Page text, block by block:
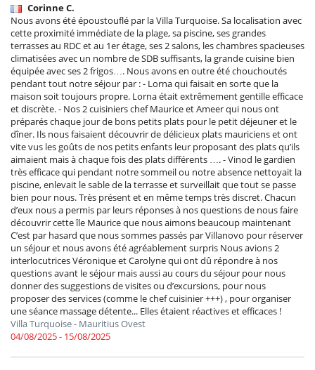
Corinne C.
Nous avons été époustouflé par la Villa Turquoise. Sa localisation avec
cette proximité immédiate de la plage, sa piscine, ses grandes
terrasses au RDC et au 1er étage, ses 2 salons, les chambres spacieuses
climatisées avec un nombre de SDB suffisants, la grande cuisine bien
équipée avec ses 2 frigos…. Nous avons en outre été chouchoutés
pendant tout notre séjour par : - Lorna qui faisait en sorte que la
maison soit toujours propre. Lorna était extrêmement gentille efficace
et discrète. - Nos 2 cuisiniers chef Maurice et Ameer qui nous ont
préparés chaque jour de bons petits plats pour le petit déjeuner et le
dîner. Ils nous faisaient découvrir de délicieux plats mauriciens et ont
vite vus les goûts de nos petits enfants leur proposant des plats qu’ils
aimaient mais à chaque fois des plats différents …. - Vinod le gardien
très efficace qui pendant notre sommeil ou notre absence nettoyait la
piscine, enlevait le sable de la terrasse et surveillait que tout se passe
bien pour nous. Très présent et en même temps très discret. Chacun
d’eux nous a permis par leurs réponses à nos questions de nous faire
découvrir cette île Maurice que nous aimons beaucoup maintenant
C’est par hasard que nous sommes passés par Villanovo pour réserver
un séjour et nous avons été agréablement surpris Nous avions 2
interlocutrices Véronique et Carolyne qui ont dû répondre à nos
questions avant le séjour mais aussi au cours du séjour pour nous
donner des suggestions de visites ou d’excursions, pour nous
proposer des services (comme le chef cuisinier +++) , pour organiser
une séance massage détente... Elles étaient réactives et efficaces !
Villa Turquoise - Mauritius Ovest
04/08/2025 - 15/08/2025